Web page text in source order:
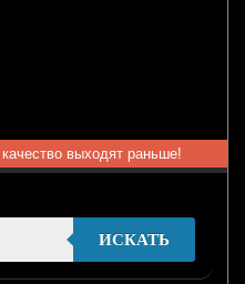
выходят раньше!
ИСКАТЬ